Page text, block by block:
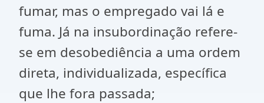
fumar, mas o empregado vai lá e
fuma. Já na insubordinação refere-
se em desobediência a uma ordem
direta, individualizada, específica
que lhe fora passada;